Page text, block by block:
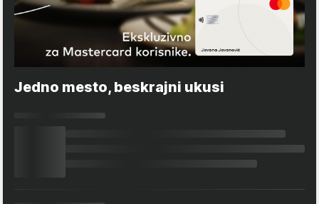
Jedno mesto, beskrajni ukusi